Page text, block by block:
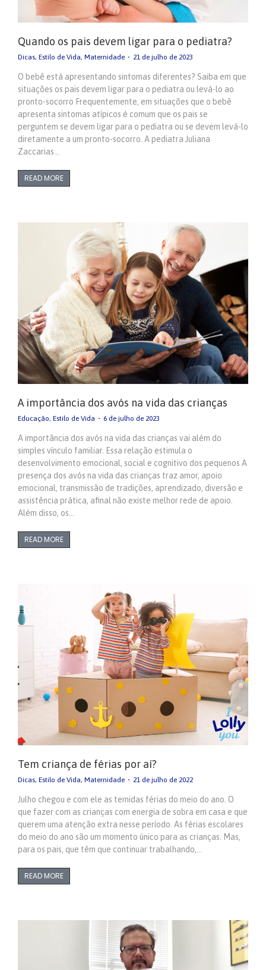
Quando os pais devem ligar para o pediatra?
Dicas, Estilo de Vida, Maternidade 21 de julho de 2023
O bebê está apresentando sintomas diferentes? Saiba em que
situações os pais devem ligar para o pediatra ou levá-lo ao
pronto-socorro Frequentemente, em situações que o bebê
apresenta sintomas atípicos é comum que os pais se
perguntem se devem ligar para o pediatra ou se devem levá-lo
diretamente a um pronto-socorro. A pediatra Juliana
Zaccarias…
READ MORE
A importância dos avós na vida das crianças
Educação, Estilo de Vida 6 de julho de 2023
A importância dos avós na vida das crianças vai além do
simples vínculo familiar. Essa relação estimula o
desenvolvimento emocional, social e cognitivo dos pequenos A
presença dos avós na vida das crianças traz amor, apoio
emocional, transmissão de tradições, aprendizado, diversão e
assistência prática, afinal não existe melhor rede de apoio.
Além disso, os…
READ MORE
Tem criança de férias por aí?
Dicas, Estilo de Vida, Maternidade 21 de julho de 2022
Julho chegou e com ele as temidas férias do meio do ano. O
que fazer com as crianças com energia de sobra em casa e que
querem uma atenção extra nesse período. As férias escolares
do meio do ano são um momento único para as crianças. Mas,
para os pais, que têm que continuar trabalhando,…
READ MORE